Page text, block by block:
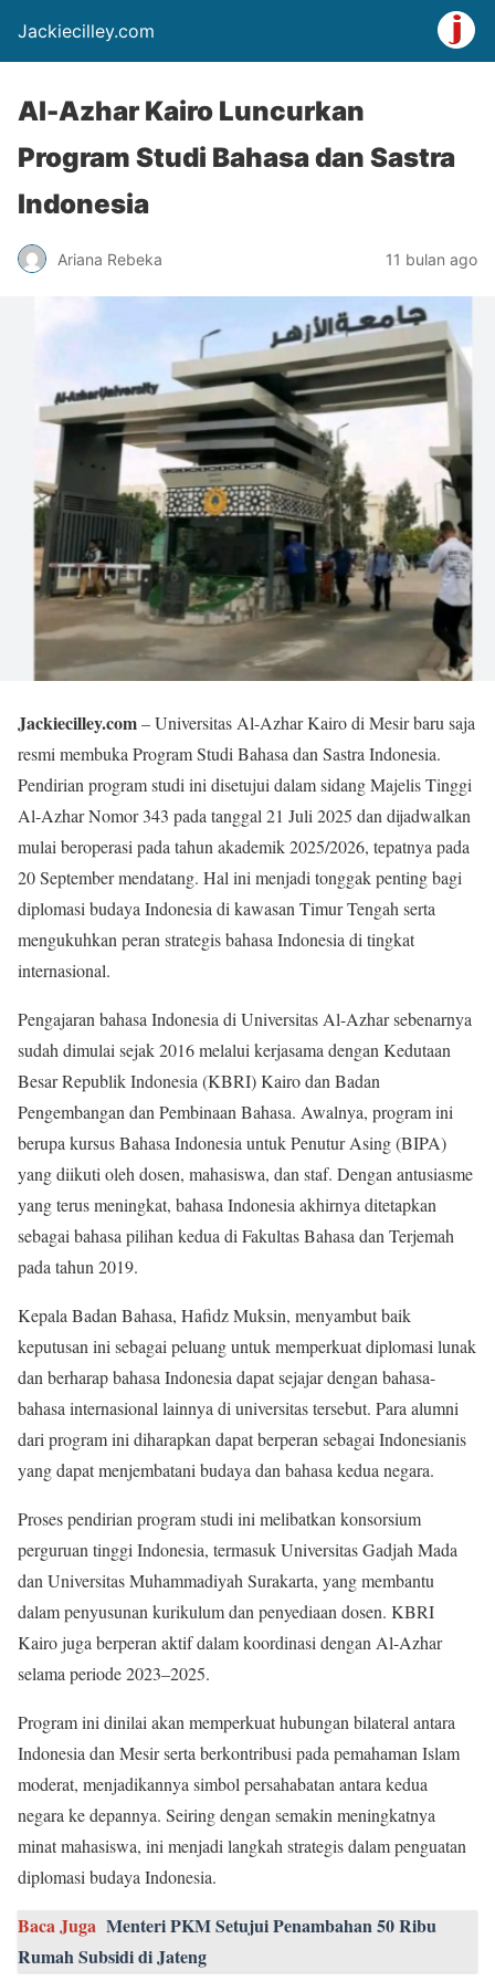
Jackiecilley.com
Al-Azhar Kairo Luncurkan
Program Studi Bahasa dan Sastra
Indonesia
Ariana Rebeka 11 bulan ago
Jackiecilley.com– Universitas Al-Azhar Kairo di Mesir baru saja
resmi membuka Program Studi Bahasa dan Sastra Indonesia.
Pendirian program studi ini disetujui dalam sidang Majelis Tinggi
Al-Azhar Nomor 343 pada tanggal 21 Juli 2025 dan dijadwalkan
mulai beroperasi pada tahun akademik 2025/2026, tepatnya pada
20 September mendatang. Hal ini menjadi tonggak penting bagi
diplomasi budaya Indonesia di kawasan Timur Tengah serta
mengukuhkan peran strategis bahasa Indonesia di tingkat
internasional.
Pengajaran bahasa Indonesia di Universitas Al-Azhar sebenarnya
sudah dimulai sejak 2016 melalui kerjasama dengan Kedutaan
Besar Republik Indonesia (KBRI) Kairo dan Badan
Pengembangan dan Pembinaan Bahasa. Awalnya, program ini
berupa kursus Bahasa Indonesia untuk Penutur Asing (BIPA)
yang diikuti oleh dosen, mahasiswa, dan staf. Dengan antusiasme
yang terus meningkat, bahasa Indonesia akhirnya ditetapkan
sebagai bahasa pilihan kedua di Fakultas Bahasa dan Terjemah
pada tahun 2019.
Kepala Badan Bahasa, Hafidz Muksin, menyambut baik
keputusan ini sebagai peluang untuk memperkuat diplomasi lunak
dan berharap bahasa Indonesia dapat sejajar dengan bahasa-
bahasa internasional lainnya di universitas tersebut. Para alumni
dari program ini diharapkan dapat berperan sebagai Indonesianis
yang dapat menjembatani budaya dan bahasa kedua negara.
Proses pendirian program studi ini melibatkan konsorsium
perguruan tinggi Indonesia, termasuk Universitas Gadjah Mada
dan Universitas Muhammadiyah Surakarta, yang membantu
dalam penyusunan kurikulum dan penyediaan dosen. KBRI
Kairo juga berperan aktif dalam koordinasi dengan Al-Azhar
selama periode 2023–2025.
Program ini dinilai akan memperkuat hubungan bilateral antara
Indonesia dan Mesir serta berkontribusi pada pemahaman Islam
moderat, menjadikannya simbol persahabatan antara kedua
negara ke depannya. Seiring dengan semakin meningkatnya
minat mahasiswa, ini menjadi langkah strategis dalam penguatan
diplomasi budaya Indonesia.
Baca Juga Menteri PKM Setujui Penambahan 50 Ribu
Rumah Subsidi di Jateng